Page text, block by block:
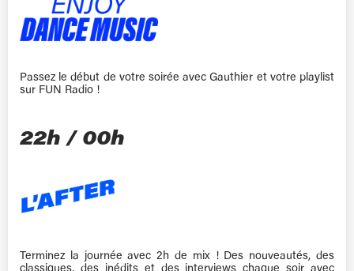
Passez le début de votre soirée avec Gauthier et votre playlist
sur FUN Radio !
22h / 00h
Terminez la journée avec 2h de mix ! Des nouveautés, des